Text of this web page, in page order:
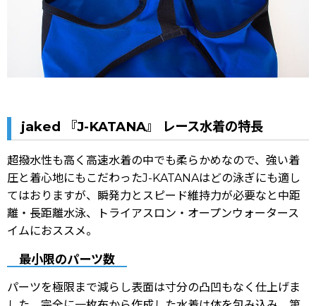
jaked 『J-KATANA』 レース水着の特長
超撥水性も高く高速水着の中でも柔らかめなので、強い着
圧と着心地にもこだわったJ-KATANAはどの泳ぎにも適し
てはおりますが、瞬発力とスピード維持力が必要なと中距
離・長距離水泳、トライアスロン・オープンウォータース
イムにおススメ。
最小限のパーツ数
パーツを極限まで減らし表面は寸分の凸凹もなく仕上げま